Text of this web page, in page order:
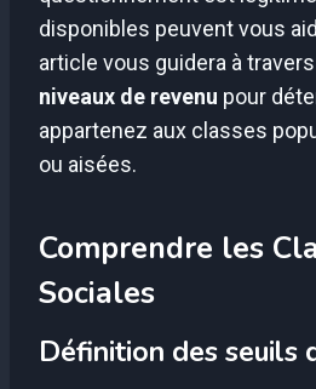
disponibles peuvent vous
article vous guidera à
niveaux de revenu pour
appartenez aux classes
ou aisées.
Comprendre les
Sociales
Définition des seuils